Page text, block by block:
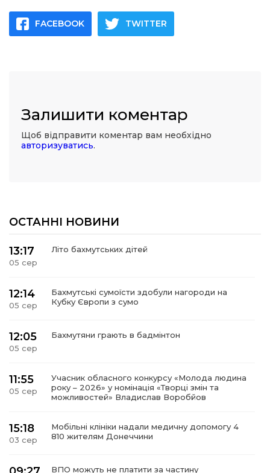
FACEBOOK TWITTER
Залишити коментар
Щоб відправити коментар вам необхідно
авторизуватись.
ОСТАННІ НОВИНИ
13:17
05 сер
Літо бахмутських дітей
12:14
05 сер
Бахмутські сумоїсти здобули нагороди на
Кубку Європи з сумо
12:05
05 сер
Бахмутяни грають в бадмінтон
11:55
05 сер
Учасник обласного конкурсу «Молода людина
року – 2026» у номінація «Творці змін та
можливостей» Владислав Воробйов
15:18
03 сер
Мобільні клініки надали медичну допомогу 4
810 жителям Донеччини
ВПО можуть не платити за частину